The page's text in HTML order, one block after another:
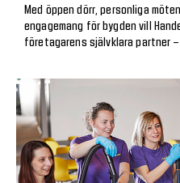
Med öppen dörr, personliga
engagemang för bygden vill
företagarens självklara partner –